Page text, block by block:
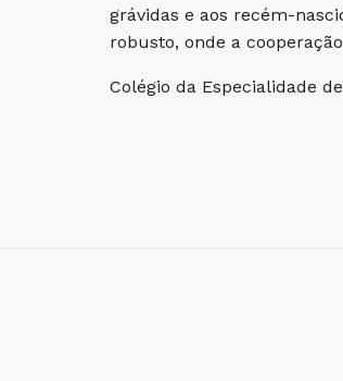
grávidas e aos recém-
robusto, onde a
Colégio da Especialidade